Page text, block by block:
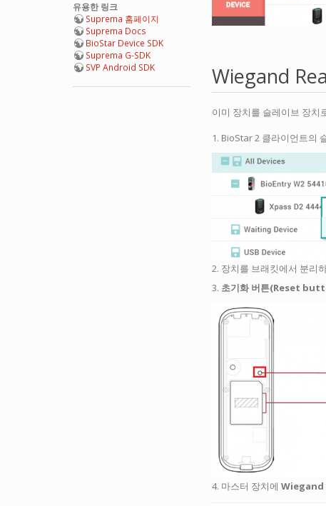
유용한 링크
Suprema 홈페이지
Suprema Docs
BioStar Device SDK
Suprema G-SDK
SVP Android SDK
Wiegand
이미 장치를 슬레이브 장치
1. BioStar 2 클라이언트의
2. 장치를 브래킷에서 분리
3. 초기화 버튼(Reset
4. 마스터 장치에 Wiegand